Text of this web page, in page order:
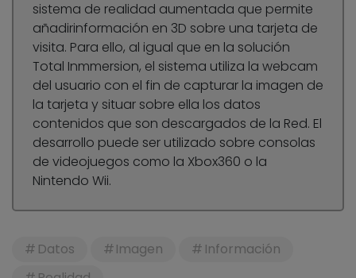
sistema de realidad aumentada que permite
añadirinformación en 3D sobre una tarjeta de
visita. Para ello, al igual que en la solución
Total Inmmersion, el sistema utiliza la webcam
del usuario con el fin de capturar la imagen de
la tarjeta y situar sobre ella los datos
contenidos que son descargados de la Red. El
desarrollo puede ser utilizado sobre consolas
de videojuegos como la Xbox360 o la
Nintendo Wii.
Datos Imagen
Información